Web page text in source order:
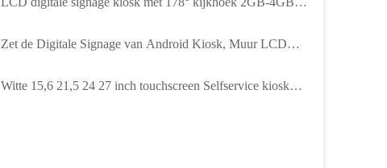
Zet de Digitale Signage van Android Kiosk, Muur LCD
Witte 15,6 21,5 24 27 inch touchscreen Selfservice kiosk